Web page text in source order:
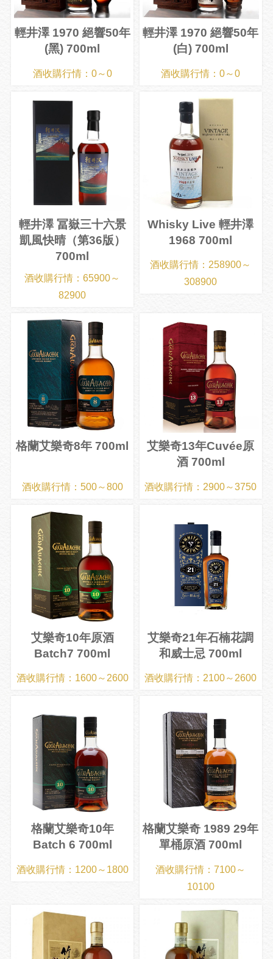
輕井澤 1970 絕響50年
(黑) 700ml
酒收購行情：0～0
輕井澤 1970 絕響50年
(白) 700ml
酒收購行情：0～0
輕井澤 冨嶽三十六景
凱風快晴（第36版）
700ml
酒收購行情：65900～
82900
Whisky Live 輕井澤
1968 700ml
酒收購行情：258900～
308900
格蘭艾樂奇8年 700ml
酒收購行情：500～800
艾樂奇13年Cuvée原
酒 700ml
酒收購行情：2900～3750
艾樂奇10年原酒
Batch7 700ml
酒收購行情：1600～2600
艾樂奇21年石楠花調
和威士忌 700ml
酒收購行情：2100～2600
格蘭艾樂奇10年
Batch 6 700ml
酒收購行情：1200～1800
格蘭艾樂奇 1989 29年
單桶原酒 700ml
酒收購行情：7100～
10100